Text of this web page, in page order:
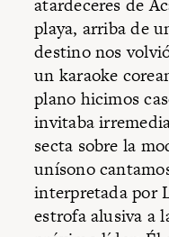
atardeceres de
playa, arriba de
destino nos
un karaoke
plano hicimos
invitaba
secta sobre la
unísono
interpretada por
estrofa alusiva a